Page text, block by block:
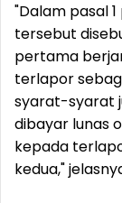
"Dalam pasal
tersebut
pertama
terlapor
syarat-syarat
dibayar lunas
kepada
kedua,"